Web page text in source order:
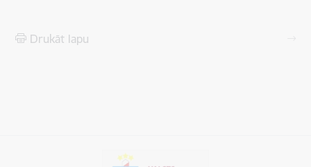
Drukāt lapu